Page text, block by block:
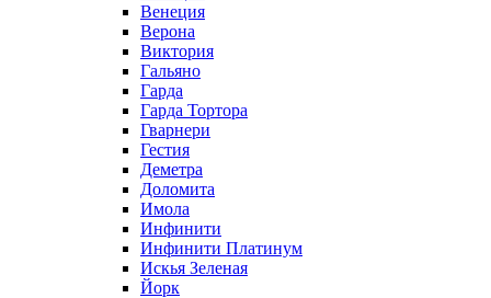
Венеция
Верона
Виктория
Гальяно
Гарда
Гарда Тортора
Гварнери
Гестия
Деметра
Доломита
Имола
Инфинити
Инфинити Платинум
Искья Зеленая
Йорк